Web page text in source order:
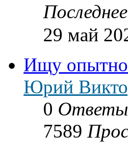
29 май
Ищу
Юрий
0 Ответы
7589